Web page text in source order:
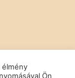
élmény
Ön